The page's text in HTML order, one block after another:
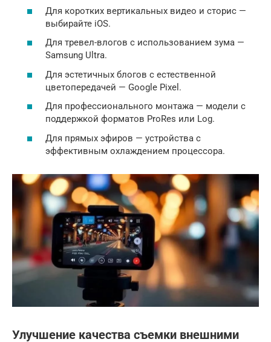
Для коротких вертикальных видео и сторис —
выбирайте iOS.
Для тревел-влогов с использованием зума —
Samsung Ultra.
Для эстетичных блогов с естественной
цветопередачей — Google Pixel.
Для профессионального монтажа — модели с
поддержкой форматов ProRes или Log.
Для прямых эфиров — устройства с
эффективным охлаждением процессора.
Улучшение качества съемки внешними